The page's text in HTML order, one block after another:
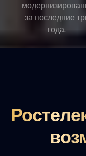
за последние
года.